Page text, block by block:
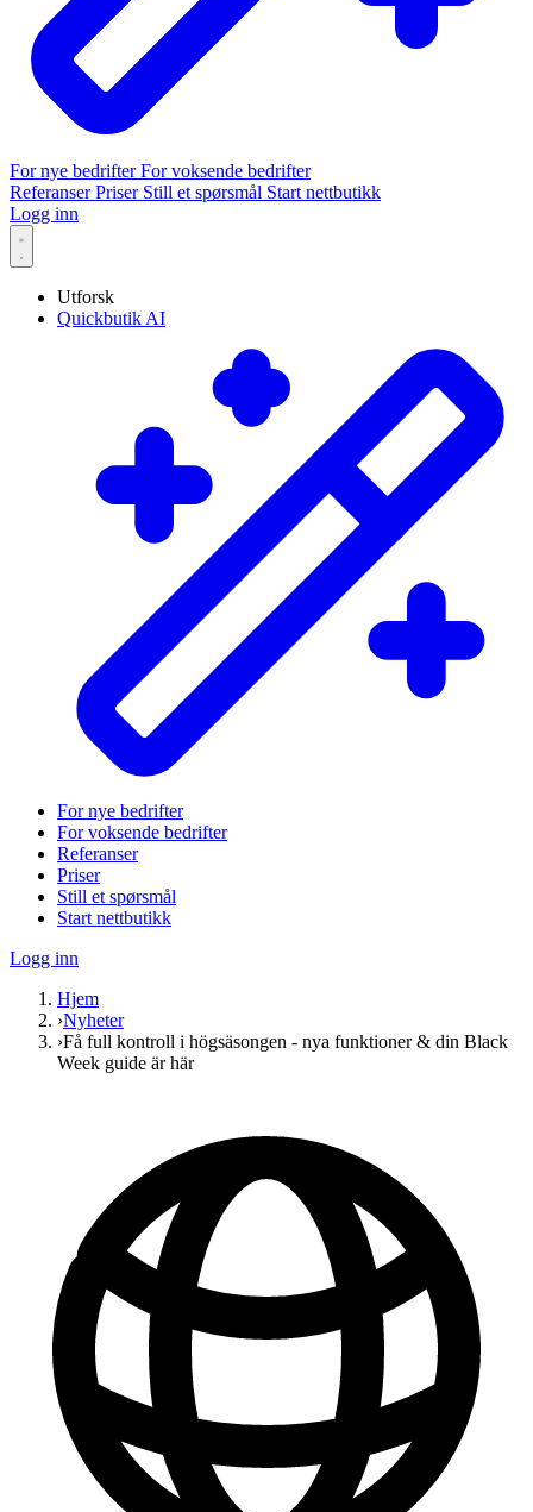
For nye bedrifterFor voksende bedrifter
ReferanserPriser Still et spørsmål Start nettbutikk
Logg inn
Utforsk
Quickbutik AI
For nye bedrifter
For voksende bedrifter
Referanser
Priser
Still et spørsmål
Start nettbutikk
Logg inn
Hjem
›Nyheter
›Få full kontroll i högsäsongen - nya funktioner & din Black
Week guide är här